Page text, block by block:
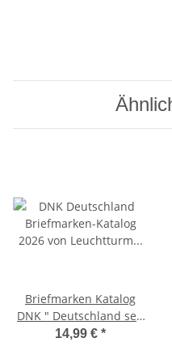
Briefmarken Katalog
DNK " Deutschland seit
1849" 2026
14,99 € *